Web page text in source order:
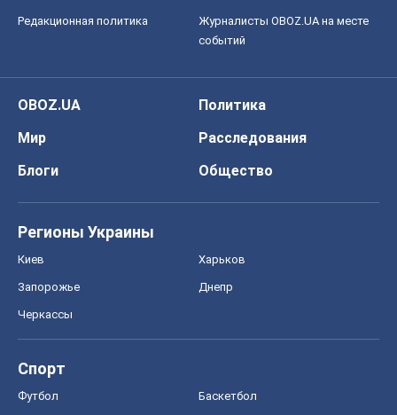
Редакционная политика
Журналисты OBOZ.UA на месте
событий
OBOZ.UA
Политика
Мир
Расследования
Блоги
Общество
Регионы Украины
Киев Харьков
Запорожье Днепр
Черкассы
Спорт
Футбол Баскетбол